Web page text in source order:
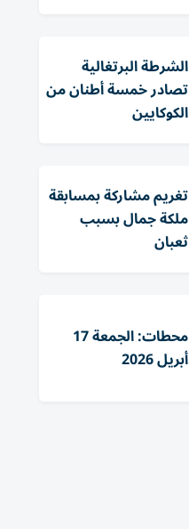
الشرطة البرتغالية
تصادر خمسة أطنان من
الكوكايين
تغريم مشاركة بمسابقة
ملكة جمال بسبب
ثعبان
محطات: الجمعة 17
أبريل 2026